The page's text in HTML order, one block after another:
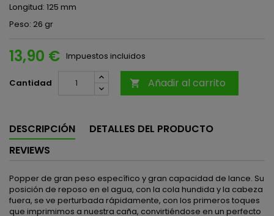
Longitud: 125 mm
Peso: 26 gr
13,90 € Impuestos incluidos
Cantidad  Añadir al carrito
DESCRIPCIÓN
DETALLES DEL PRODUCTO
REVIEWS
Popper de gran peso específico y gran capacidad de lance. Su
posición de reposo en el agua, con la cola hundida y la cabeza
fuera, se ve perturbada rápidamente, con los primeros toques
que imprimimos a nuestra caña, convirtiéndose en un perfecto